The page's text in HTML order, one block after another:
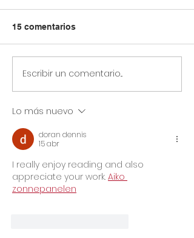
Circular Rectoral #31:
Académico
15 comentarios
Escribir un comentario...
Lo más nuevo
doran dennis
15 abr
I really enjoy reading and also
appreciate your work. Aiko
zonnepanelen